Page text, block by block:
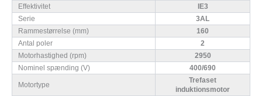
Effektivitet
IE3
Serie
3AL
Rammestørrelse (mm)
160
Antal poler
2
Motorhastighed (rpm)
2950
Nominel spænding (V)
400/690
Motortype
Trefaset
induktionsmotor